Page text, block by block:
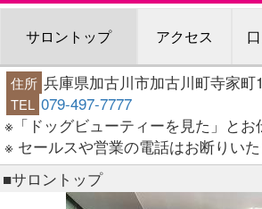
サロントップ アクセス
住所 兵庫県加古川市加古川町寺家町
TEL 079-497-7777
※「ドッグビューティーを見た」とお
※ セールスや営業の電話はお断りいた
■サロントップ